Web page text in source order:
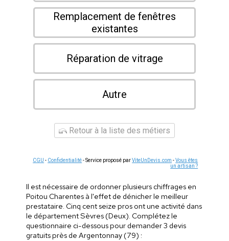
Remplacement de fenêtres
existantes
Réparation de vitrage
Autre
Retour à la liste des métiers
CGU - Confidentialité- Service proposé parViteUnDevis.com -Vous êtes
un artisan ?
Il est nécessaire de ordonner plusieurs chiffrages en
Poitou Charentes à l'effet de dénicher le meilleur
prestataire. Cinq cent seize pros ont une activité dans
le département Sèvres (Deux). Complétez le
questionnaire ci-dessous pour demander 3 devis
gratuits près de Argentonnay (79) :